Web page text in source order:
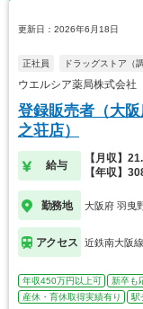
更新日：2026年6月18日
正社員 ドラッグストア（
ウエルシア薬局株式会
登録販売者（大
之荘店）
給与
【月収】
【年収】
勤務地 大阪府 羽曳
アクセス 近鉄南大阪
年収450万円以上可 新卒も
産休・育休取得実績有り
駅